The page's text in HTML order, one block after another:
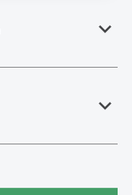
expand_less
expand_less